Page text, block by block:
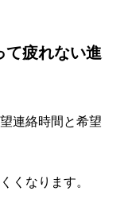
て疲れない進
連絡時間と希望
くなります。